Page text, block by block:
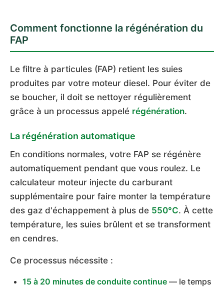
Comment fonctionne la régénération du
FAP
Le filtre à particules (FAP) retient les suies
produites par votre moteur diesel. Pour éviter de
se boucher, il doit se nettoyer régulièrement
grâce à un processus appelé régénération.
La régénération automatique
En conditions normales, votre FAP se régénère
automatiquement pendant que vous roulez. Le
calculateur moteur injecte du carburant
supplémentaire pour faire monter la température
des gaz d'échappement à plus de 550°C. À cette
température, les suies brûlent et se transforment
en cendres.
Ce processus nécessite :
15 à 20 minutes de conduite continue — le temps